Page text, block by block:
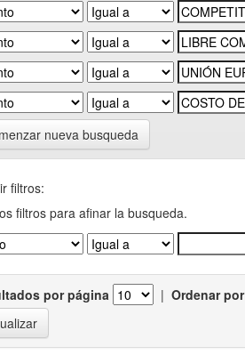
nueva busqueda
filtros:
filtros para afinar la busqueda.
por página | Ordenar por